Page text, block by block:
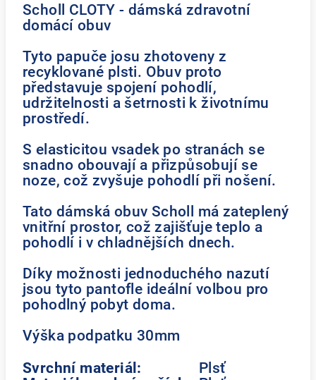
Scholl CLOTY - dámská zdravotní
domácí obuv
Tyto papuče josu zhotoveny z
recyklované plsti. Obuv proto
představuje spojení pohodlí,
udržitelnosti a šetrnosti k životnímu
prostředí.
S elasticitou vsadek po stranách se
snadno obouvají a přizpůsobují se
noze, což zvyšuje pohodlí při nošení.
Tato dámská obuv Scholl má zateplený
vnitřní prostor, což zajišťuje teplo a
pohodlí i v chladnějších dnech.
Díky možnosti jednoduchého nazutí
jsou tyto pantofle ideální volbou pro
pohodlný pobyt doma.
Výška podpatku 30mm
Svrchní materiál:
Plsť